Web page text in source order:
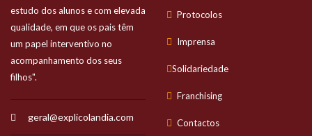
estudo dos alunos e com elevada
qualidade, em que os pais têm
um papel interventivo no
acompanhamento dos seus
filhos".
geral@explicolandia.com
Protocolos
Imprensa
Solidariedade
Franchising
Contactos